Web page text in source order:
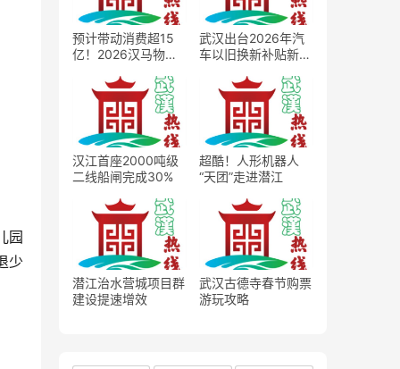
园
少
预计带动消费超15
亿！2026汉马物资
武汉出台2026年汽
车以旧换新补贴新
撬动车市消费扩容
汉江首座2000吨级
二线船闸完成30%
超酷！人形机器人
“天团”走进潜江
潜江治水营城项目群
建设提速增效
武汉古德寺春节购票
游玩攻略